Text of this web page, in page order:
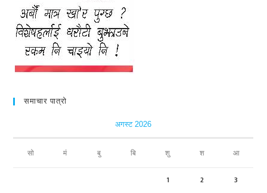
समाचार पात्रो
अगस्ट 2026
सो मं बु बि शु श आ
1 2
3